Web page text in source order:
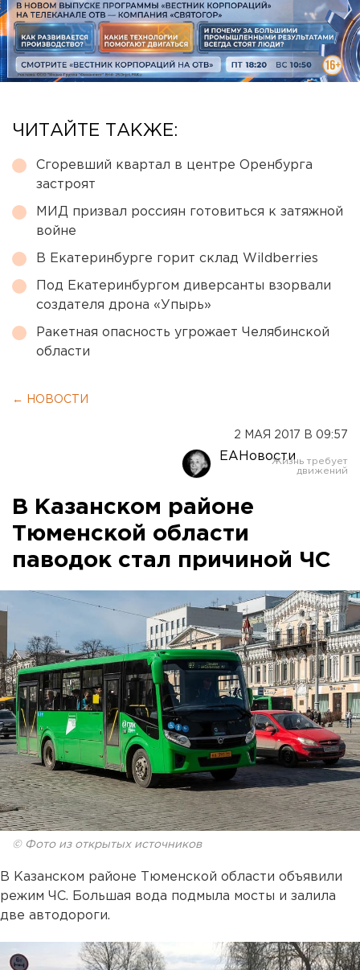
ЧИТАЙТЕ ТАКЖЕ:
Сгоревший квартал в центре Оренбурга
застроят
МИД призвал россиян готовиться к затяжной
войне
В Екатеринбурге горит склад Wildberries
Под Екатеринбургом диверсанты взорвали
создателя дрона «Упырь»
Ракетная опасность угрожает Челябинской
области
← НОВОСТИ
2 МАЯ 2017 В 09:57
ЕАНовости
В Казанском районе
Тюменской области
паводок стал причиной ЧС
© Фото из открытых источников
В Казанском районе Тюменской области объявили
режим ЧС. Большая вода подмыла мосты и залила
две автодороги.